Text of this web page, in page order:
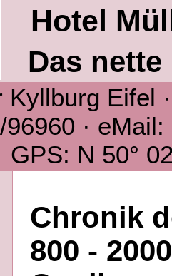
Hotel
Das
Kyllburg Eifel
96960 · eMail:
GPS: N 50°
Chronik
800 - 2000